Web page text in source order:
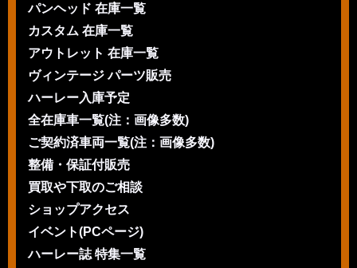
パンヘッド 在庫一覧
カスタム 在庫一覧
アウトレット 在庫一覧
ヴィンテージ パーツ販売
ハーレー入庫予定
全在庫車一覧(注：画像多数)
ご契約済車両一覧(注：画像多数)
整備・保証付販売
買取や下取のご相談
ショップアクセス
イベント(PCページ)
ハーレー誌 特集一覧